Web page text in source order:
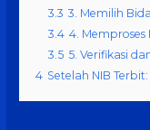
3.3 3. Memilih
3.4 4. Memproses
3.5 5. Verifikasi
4 Setelah NIB